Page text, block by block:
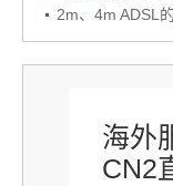
海外
CN2